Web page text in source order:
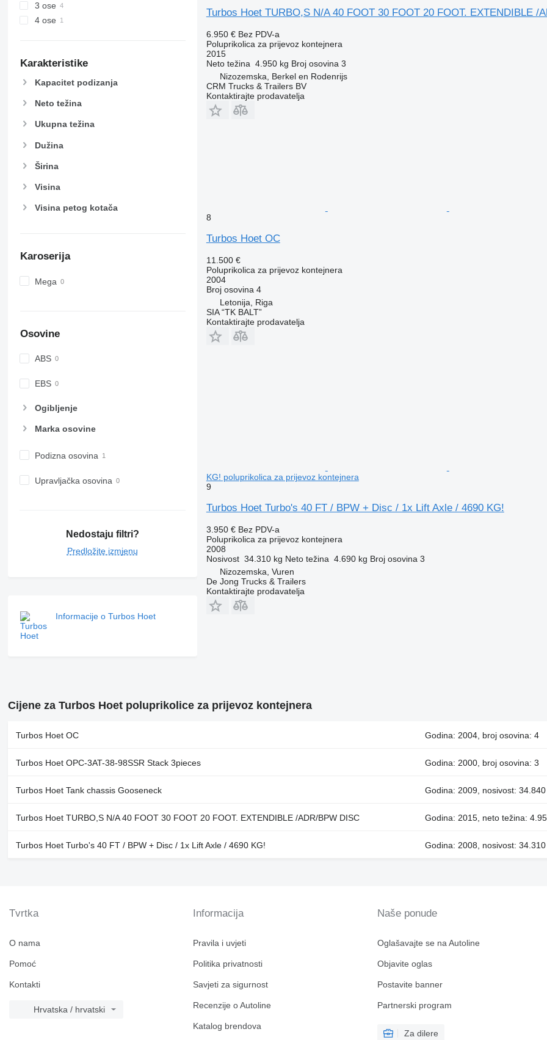
3 ose
4 ose
Karakteristike
Kapacitet podizanja
Neto težina
Ukupna težina
Dužina
Širina
Visina
Visina petog kotača
Karoserija
Mega
Osovine
ABS
EBS
Ogibljenje
Marka osovine
Podizna osovina
Upravljačka osovina
Nedostaju filtri?
Predložite izmjenu
Informacije o Turbos Hoet
Turbos Hoet TURBO,S N/A 40 FOOT 30 FOOT 20 FOOT. EXTENDIBLE /
6.950 € Bez PDV-a
Poluprikolica za prijevoz kontejnera
2015
Neto težina 4.950 kg Broj osovina 3
Nizozemska, Berkel en Rodenrijs
CRM Trucks & Trailers BV
Kontaktirajte prodavatelja
8
Turbos Hoet OC
11.500 €
Poluprikolica za prijevoz kontejnera
2004
Broj osovina 4
Letonija, Riga
SIA “TK BALT”
Kontaktirajte prodavatelja
KG! poluprikolica za prijevoz kontejnera
9
Turbos Hoet Turbo's 40 FT / BPW + Disc / 1x Lift Axle / 4690 KG!
3.950 € Bez PDV-a
Poluprikolica za prijevoz kontejnera
2008
Nosivost 34.310 kg Neto težina 4.690 kg Broj osovina 3
Nizozemska, Vuren
De Jong Trucks & Trailers
Kontaktirajte prodavatelja
Cijene za Turbos Hoet poluprikolice za prijevoz kontejnera
Turbos Hoet OC Godina: 2004, broj osovina: 4
Turbos Hoet OPC-3AT-38-98SSR Stack 3pieces Godina: 2000, broj osovina: 3
Turbos Hoet Tank chassis Gooseneck Godina: 2009, nosivost:
Turbos Hoet TURBO,S N/A 40 FOOT 30 FOOT 20 FOOT. EXTENDIBLE /ADR/BPW DISC Godina: 2015, neto težina:
Turbos Hoet Turbo's 40 FT / BPW + Disc / 1x Lift Axle / 4690 KG! Godina: 2008, nosivost:
Tvrtka
O nama
Pomoć
Kontakti
Hrvatska / hrvatski
Informacija
Pravila i uvjeti
Politika privatnosti
Savjeti za sigurnost
Recenzije o Autoline
Katalog brendova
Naše ponude
Oglašavajte se na Autoline
Objavite oglas
Postavite banner
Partnerski program
Za dilere